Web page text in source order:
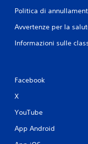
Politica di
Avvertenze per la
Informazioni sulle
Facebook
X
YouTube
App Android